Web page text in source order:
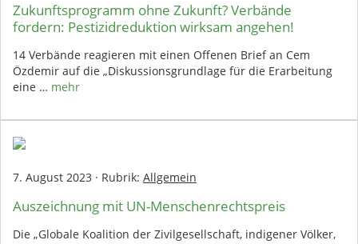
Zukunftsprogramm ohne Zukunft? Verbände
fordern: Pestizidreduktion wirksam angehen!
14 Verbände reagieren mit einen Offenen Brief an Cem
Özdemir auf die „Diskussionsgrundlage für die Erarbeitung
eine … mehr
7. August 2023 · Rubrik: Allgemein
Auszeichnung mit UN-Menschenrechtspreis
Die „Globale Koalition der Zivilgesellschaft, indigener Völker,